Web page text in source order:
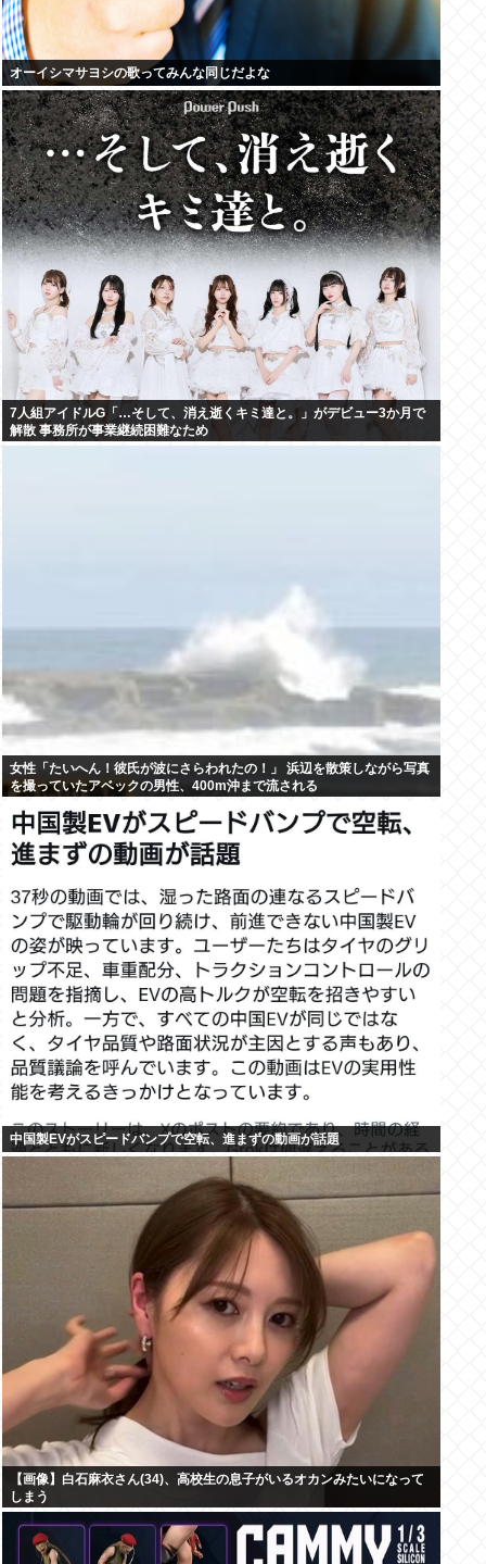
オーイシマサヨシの歌ってみんな同じだよな
7人組アイドルG「…そして、消え逝くキミ達と。」がデビュー3か月で
解散 事務所が事業継続困難なため
女性「たいへん！彼氏が波にさらわれたの！」 浜辺を散策しながら写真
を撮っていたアベックの男性、400m沖まで流される
中国製EVがスピードバンプで空転、進まずの動画が話題
【画像】白石麻衣さん(34)、高校生の息子がいるオカンみたいになって
しまう